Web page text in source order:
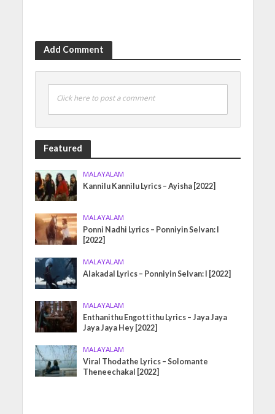
Add Comment
Click here to post a comment
Featured
MALAYALAM
Kannilu Kannilu Lyrics – Ayisha [2022]
MALAYALAM
Ponni Nadhi Lyrics – Ponniyin Selvan: I
[2022]
MALAYALAM
Alakadal Lyrics – Ponniyin Selvan: I [2022]
MALAYALAM
Enthanithu Engottithu Lyrics – Jaya Jaya
Jaya Jaya Hey [2022]
MALAYALAM
Viral Thodathe Lyrics – Solomante
Theneechakal [2022]